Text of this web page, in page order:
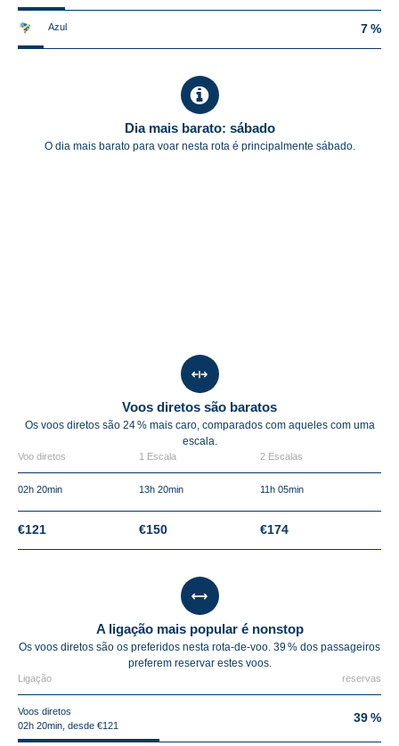
Azul 7 %
Dia mais barato: sábado
O dia mais barato para voar nesta rota é principalmente sábado.
Voos diretos são baratos
Os voos diretos são 24 %mais caro, comparados com aqueles com uma
escala.
Voo diretos 1 Escala 2 Escalas
02h 20min 13h 20min 11h 05min
€121 €150 €174
A ligação mais popular é nonstop
Os voos diretos são os preferidos nesta rota-de-voo. 39 % dos passageiros
preferem reservar estes voos.
Ligação reservas
Voos diretos
02h 20min, desde €121
39 %